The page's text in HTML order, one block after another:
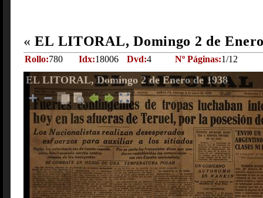
« EL LITORAL, Domingo 2 de
Rollo:780 Idx:18006 Dvd:4 Nº Páginas:1/12
EL LITORAL, Domingo 2 de Enero de 1938